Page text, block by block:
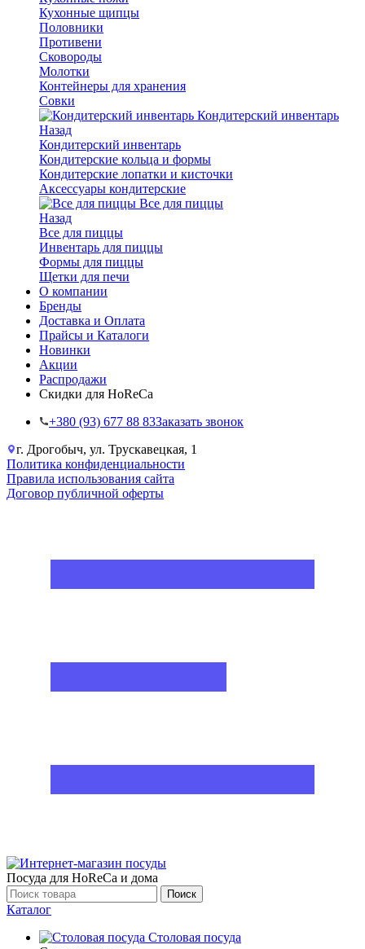
Кухонные щипцы
Половники
Противени
Сковороды
Молотки
Контейнеры для хранения
Совки
Кондитерский инвентарь
Назад
Кондитерский инвентарь
Кондитерские кольца и формы
Кондитерские лопатки и кисточки
Аксессуары кондитерские
Все для пиццы
Назад
Все для пиццы
Инвентарь для пиццы
Формы для пиццы
Щетки для печи
О компании
Бренды
Доставка и Оплата
Прайсы и Каталоги
Новинки
Акции
Распродажи
Скидки для HoReCa
+38‎0 (93) 677 88 83Заказать звонок
г. Дрогобыч, ул. Трускавецкая, 1
Политика конфиденциальности
Правила использования сайта
Договор публичной оферты
Посуда для HoReCa и дома
Поиск
Каталог
Столовая посуда